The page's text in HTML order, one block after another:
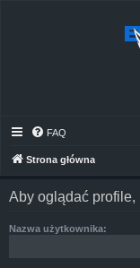
FAQ
Strona główna
Aby oglądać
Nazwa użytkownika: